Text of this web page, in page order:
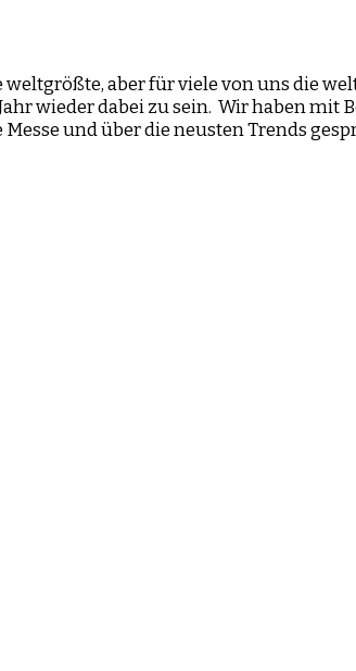
aber für viele von uns die
wieder dabei zu sein. Wir haben
und über die neusten Trends